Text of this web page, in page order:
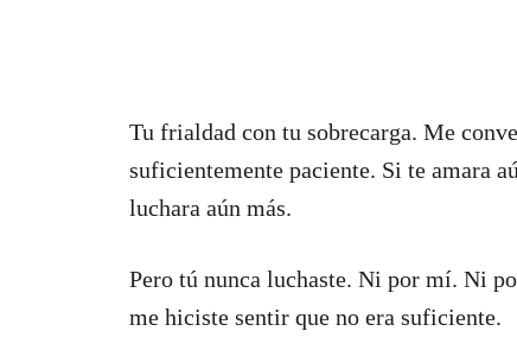
Tu frialdad con tu sobrecarga. Me
suficientemente paciente. Si te amara
luchara aún más.
Pero tú nunca luchaste. Ni por mí. Ni
me hiciste sentir que no era suficiente.